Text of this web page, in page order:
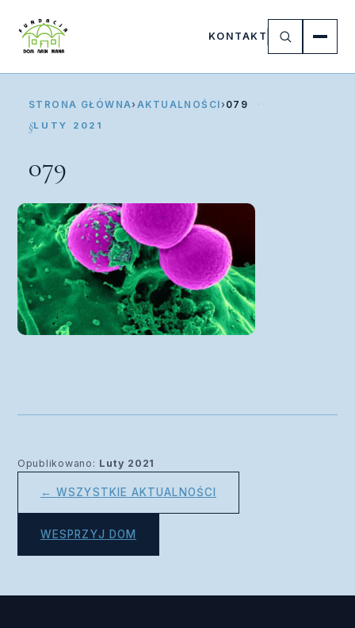
KONTAKT
STRONA GŁÓWNA› AKTUALNOŚCI › 079
LUTY 2021
079
Opublikowano: Luty 2021
← WSZYSTKIE AKTUALNOŚCI
WESPRZYJ DOM